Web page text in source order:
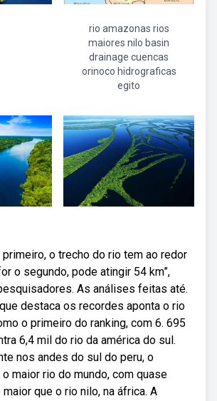
rio amazonas rios
maiores nilo basin
drainage cuencas
orinoco hidrograficas
egito
o trecho do rio tem ao redor
o segundo, pode atingir 54 km”,
As análises feitas até.
destaca os recordes aponta o rio
o primeiro do ranking, com 6. 695
6,4 mil do rio da américa do sul.
nos andes do sul do peru, o
maior rio do mundo, com quase
que o rio nilo, na áfrica. A